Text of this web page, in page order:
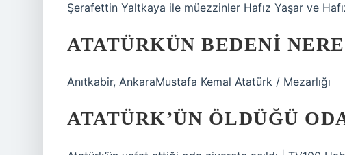
Şerafettin Yaltkaya ile müezzinler Hafız Yaşar ve Hafız
ATATÜRKÜN BEDENI
Anıtkabir, AnkaraMustafa Kemal Atatürk / Mezarlığı
ATATÜRK’ÜN ÖLDÜĞÜ